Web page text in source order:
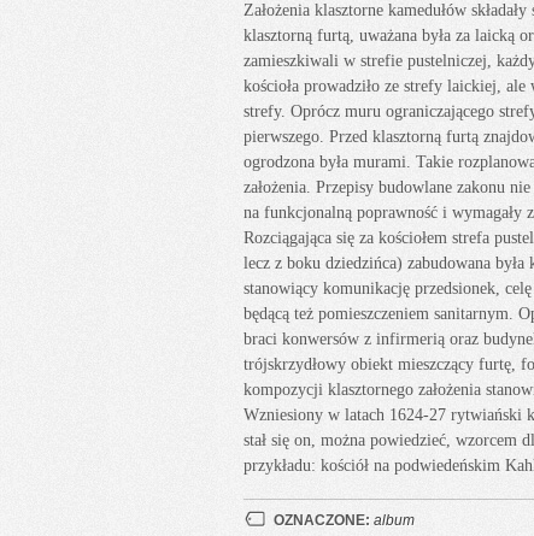
Założenia klasztorne kamedułów
klasztorną furtą, uważana była za laicką
zamieszkiwali w strefie pustelniczej,
kościoła prowadziło ze strefy laickiej,
strefy. Oprócz muru ograniczającego
pierwszego. Przed klasztorną furtą
ogrodzona była murami. Takie
założenia. Przepisy budowlane zakonu
na funkcjonalną poprawność i wymagały
Rozciągająca się za kościołem strefa
lecz z boku dziedzińca) zabudowana
stanowiący komunikację przedsionek,
będącą też pomieszczeniem sanitarnym.
braci konwersów z infirmerią oraz
trójskrzydłowy obiekt mieszczący furtę,
kompozycji klasztornego założenia
Wzniesiony w latach 1624-27 rytwiański
stał się on, można powiedzieć, wzorcem
przykładu: kościół na podwiedeńskim
OZNACZONE: album